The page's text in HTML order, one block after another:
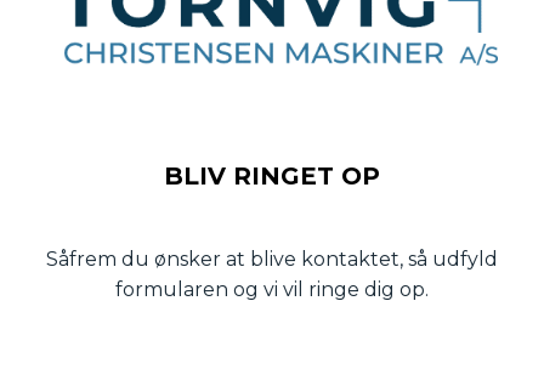
BLIV RINGET OP
Såfrem du ønsker at blive kontaktet, så udfyld
formularen og vi vil ringe dig op.